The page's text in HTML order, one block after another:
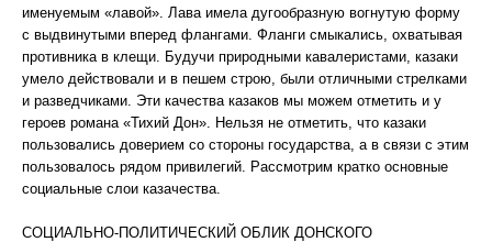
именуемым «лавой». Лава имела дугообразную вогнутую форму
с выдвинутыми вперед флангами. Фланги смыкались, охватывая
противника в клещи. Будучи природными кавалеристами, казаки
умело действовали и в пешем строю, были отличными стрелками
и разведчиками. Эти качества казаков мы можем отметить и у
героев романа «Тихий Дон». Нельзя не отметить, что казаки
пользовались доверием со стороны государства, а в связи с этим
пользовалось рядом привилегий. Рассмотрим кратко основные
социальные слои казачества.
СОЦИАЛЬНО-ПОЛИТИЧЕСКИЙ ОБЛИК ДОНСКОГО